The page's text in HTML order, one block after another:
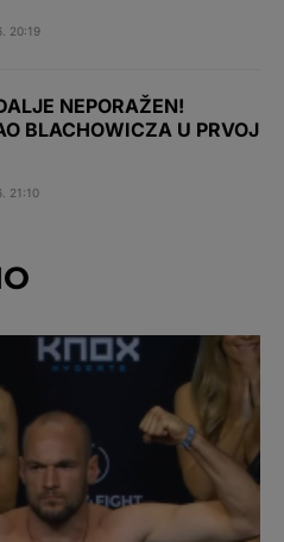
20:19
NEPORAŽEN!
BLACHOWICZA U PRVOJ
21:10